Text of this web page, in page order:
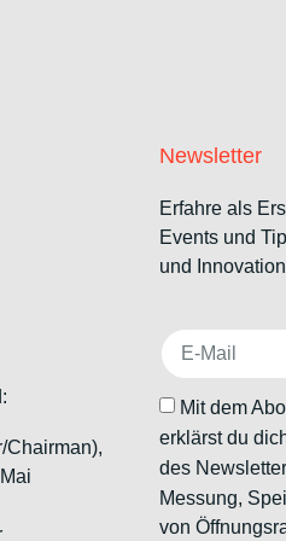
Chairman),
Newsletter
Erfahre als
Events und
und Innovation
Mit dem
erklärst du
des
Messung,
von